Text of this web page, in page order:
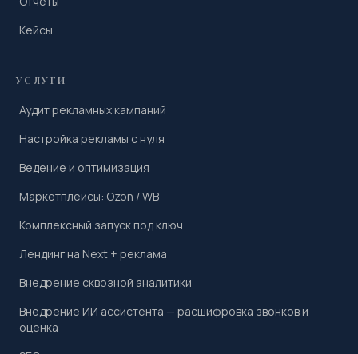
Кейсы
УСЛУГИ
Аудит рекламных кампаний
Настройка рекламы с нуля
Ведение и оптимизация
Маркетплейсы: Ozon / WB
Комплексный запуск под ключ
Лендинг на Next + реклама
Внедрение сквозной аналитики
Внедрение ИИ ассистента — расшифровка звонков и
оценка